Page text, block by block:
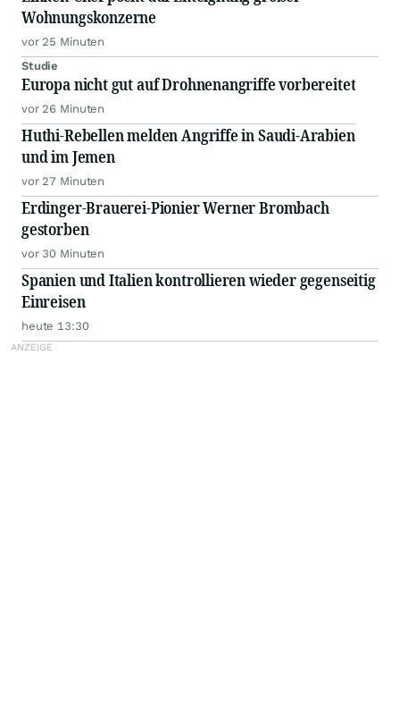
Wohnungskonzerne
vor 25 Minuten
Studie
Europa nicht gut auf Drohnenangriffe vorbereitet
vor 26 Minuten
Huthi-Rebellen melden Angriffe in Saudi-Arabien
und im Jemen
vor 27 Minuten
Erdinger-Brauerei-Pionier Werner Brombach
gestorben
vor 30 Minuten
Spanien und Italien kontrollieren wieder gegenseitig
Einreisen
heute 13:30